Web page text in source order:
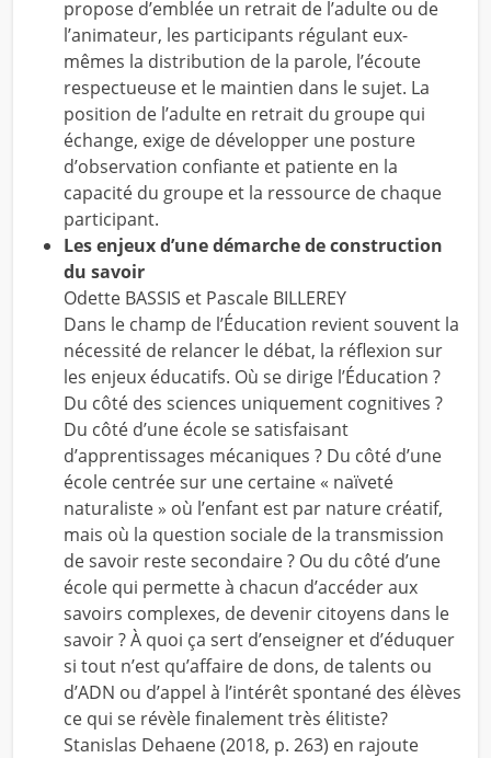
propose d’emblée un retrait de l’adulte ou de
l’animateur, les participants régulant eux-
mêmes la distribution de la parole, l’écoute
respectueuse et le maintien dans le sujet. La
position de l’adulte en retrait du groupe qui
échange, exige de développer une posture
d’observation confiante et patiente en la
capacité du groupe et la ressource de chaque
participant.
Les enjeux d’une démarche de construction
du savoir
Odette BASSIS et Pascale BILLEREY
Dans le champ de l’Éducation revient souvent la
nécessité de relancer le débat, la réflexion sur
les enjeux éducatifs. Où se dirige l’Éducation ?
Du côté des sciences uniquement cognitives ?
Du côté d’une école se satisfaisant
d’apprentissages mécaniques ? Du côté d’une
école centrée sur une certaine « naïveté
naturaliste » où l’enfant est par nature créatif,
mais où la question sociale de la transmission
de savoir reste secondaire ? Ou du côté d’une
école qui permette à chacun d’accéder aux
savoirs complexes, de devenir citoyens dans le
savoir ? À quoi ça sert d’enseigner et d’éduquer
si tout n’est qu’affaire de dons, de talents ou
d’ADN ou d’appel à l’intérêt spontané des élèves
ce qui se révèle finalement très élitiste?
Stanislas Dehaene (2018, p. 263) en rajoute